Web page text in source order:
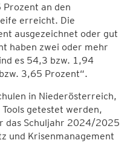
an den
erreicht. Die
ausgezeichnet oder gut
haben zwei oder mehr
es 54,3 bzw. 1,94
3,65 Prozent“.
in Niederösterreich,
getestet werden,
das Schuljahr 2024/2025
und Krisenmanagement